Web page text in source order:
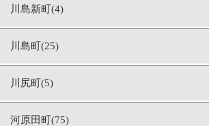
川島新町(4)
川島町(25)
川尻町(5)
河原田町(75)